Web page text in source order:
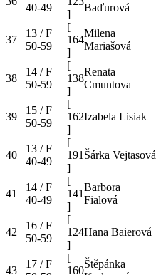
40-49
]
Baďurová
37
13 / F
50-59
[
164
]
Milena
Mariašová
38
14 / F
50-59
[
138
]
Renata
Cmuntova
39
15 / F
50-59
[
162
]
Izabela Lisiak
40
13 / F
40-49
[
191
]
Šárka Vejtasová
41
14 / F
40-49
[
141
]
Barbora
Fialová
42
16 / F
50-59
[
124
]
Hana Baierová
43
17 / F
[
160
Štěpánka